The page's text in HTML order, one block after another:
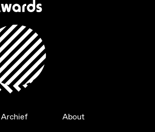
Archief
About